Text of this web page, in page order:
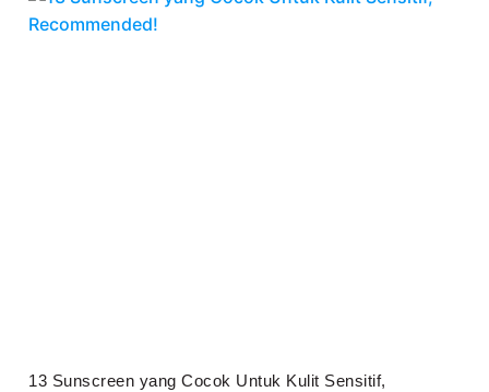
13 Sunscreen yang Cocok Untuk Kulit Sensitif,